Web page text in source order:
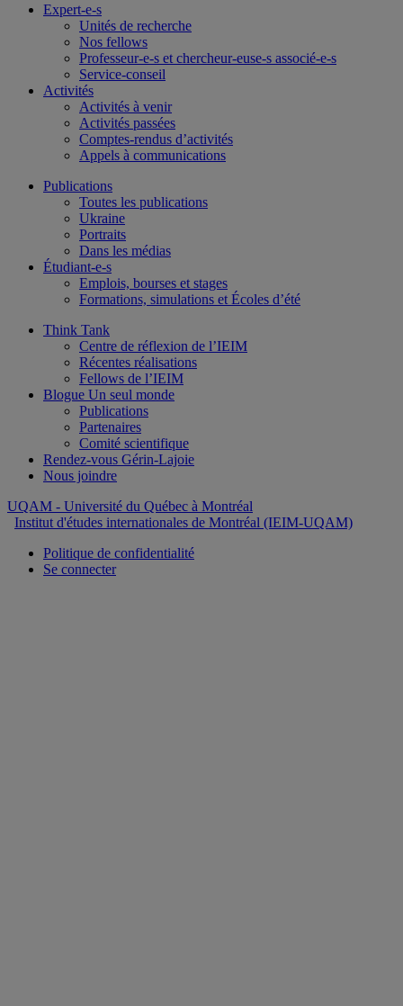
Expert-e-s
Unités de recherche
Nos fellows
Professeur-e-s et chercheur-euse-s associé-e-s
Service-conseil
Activités
Activités à venir
Activités passées
Comptes-rendus d’activités
Appels à communications
Publications
Toutes les publications
Ukraine
Portraits
Dans les médias
Étudiant-e-s
Emplois, bourses et stages
Formations, simulations et Écoles d’été
Think Tank
Centre de réflexion de l’IEIM
Récentes réalisations
Fellows de l’IEIM
Blogue Un seul monde
Publications
Partenaires
Comité scientifique
Rendez-vous Gérin-Lajoie
Nous joindre
UQAM - Université du Québec à Montréal
Institut d'études internationales de Montréal (IEIM-UQAM)
Politique de confidentialité
Se connecter